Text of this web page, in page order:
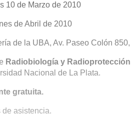
10 de Marzo de 2010
de Abril de 2010
de la UBA, Av. Paseo Colón
Radiobiología y Radioprotección
Nacional de La Plata.
gratuita.
de asistencia.